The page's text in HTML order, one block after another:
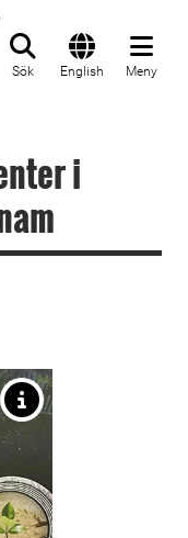
Sök English Meny
i